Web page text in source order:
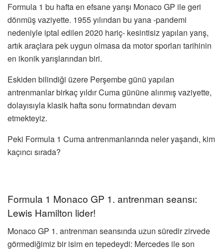
Formula 1 bu hafta en efsane yarışı Monaco GP ile geri
dönmüş vaziyette. 1955 yılından bu yana -pandemi
nedeniyle iptal edilen 2020 hariç- kesintisiz yapılan yarış,
artık araçlara pek uygun olmasa da motor sporları tarihinin
en ikonik yarışlarından biri.
Eskiden bilindiği üzere Perşembe günü yapılan
antrenmanlar birkaç yıldır Cuma gününe alınmış vaziyette,
dolayısıyla klasik hafta sonu formatından devam
etmekteyiz.
Peki Formula 1 Cuma antrenmanlarında neler yaşandı, kim
kaçıncı sırada?
Formula 1 Monaco GP 1. antrenman seansı:
Lewis Hamilton lider!
Monaco GP 1. antrenman seansında uzun süredir zirvede
görmediğimiz bir isim en tepedeydi: Mercedes ile son